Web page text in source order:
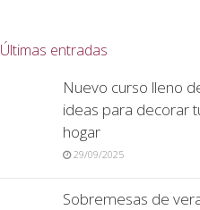
Últimas entradas
Nuevo curso lleno
ideas para decorar
hogar
29/09/2025
Sobremesas de